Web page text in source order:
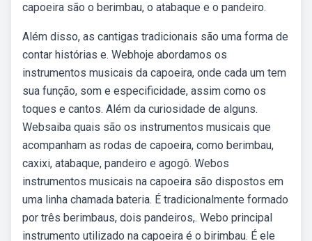
capoeira são o berimbau, o atabaque e o pandeiro.
Além disso, as cantigas tradicionais são uma forma de
contar histórias e. Webhoje abordamos os
instrumentos musicais da capoeira, onde cada um tem
sua função, som e especificidade, assim como os
toques e cantos. Além da curiosidade de alguns.
Websaiba quais são os instrumentos musicais que
acompanham as rodas de capoeira, como berimbau,
caxixi, atabaque, pandeiro e agogô. Webos
instrumentos musicais na capoeira são dispostos em
uma linha chamada bateria. É tradicionalmente formado
por três berimbaus, dois pandeiros,. Webo principal
instrumento utilizado na capoeira é o birimbau. É ele